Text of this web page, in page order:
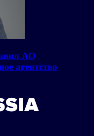
АО
агентство